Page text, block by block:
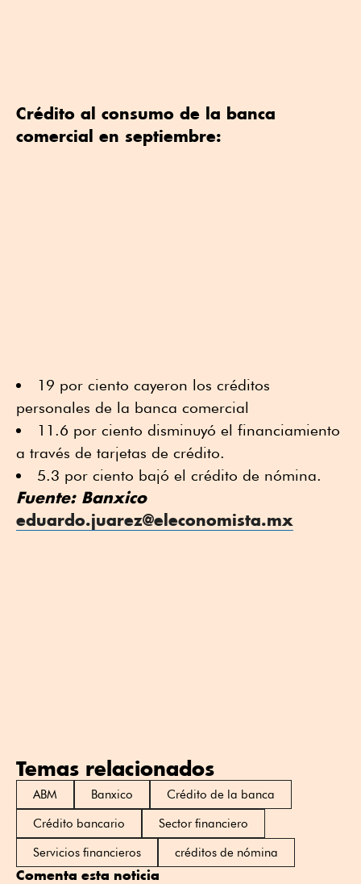
Crédito al consumo de la banca
comercial en septiembre:
19 por ciento cayeron los créditos
personales de la banca comercial
11.6 por ciento disminuyó el financiamiento
a través de tarjetas de crédito.
5.3 por ciento bajó el crédito de nómina.
Fuente: Banxico
eduardo.juarez@eleconomista.mx
Temas relacionados
ABM Banxico
Crédito de la banca
Crédito bancario
Sector financiero
Servicios financieros
créditos de nómina
Comenta esta noticia